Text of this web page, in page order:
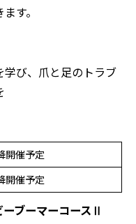
す。
学び、爪と足のトラブ
開催予定
開催予定
ブーマーコースⅡ